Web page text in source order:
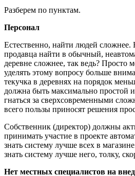
Разберем по пунктам.
Персонал
Естественно, найти людей сложнее.
продавца найти в обычный,
деревне сложнее, так ведь?
уделять этому вопросу больше
текучка в деревнях на порядок
должна быть максимально простой
гнаться за сверхсовременными
всего пользы приносят решения
Собственник (директор) должны
принимать участие в проекте
знать систему лучше всех в
знать систему лучше него, толку,
Нет местных специалистов на